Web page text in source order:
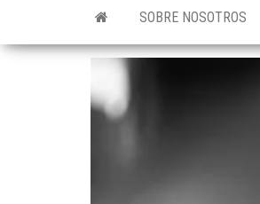
SOBRE NOSOTROS